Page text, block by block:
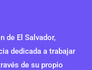
de El Salvador,
dedicada a trabajar
de su propio